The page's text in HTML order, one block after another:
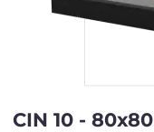
CIN 10 - 80x80